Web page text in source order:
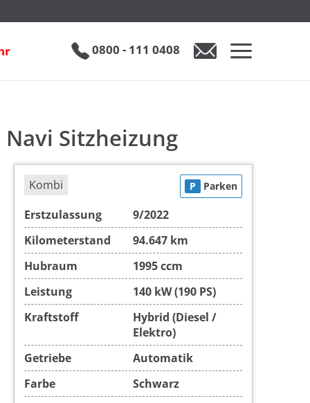
0800 - 111 0408
Sitzheizung
Kombi P Parken
Erstzulassung
9/2022
Kilometerstand
94.647 km
Hubraum
1995 ccm
Leistung
140 kW (190 PS)
Kraftstoff
Hybrid (Diesel /
Elektro)
Getriebe
Automatik
Farbe
Schwarz